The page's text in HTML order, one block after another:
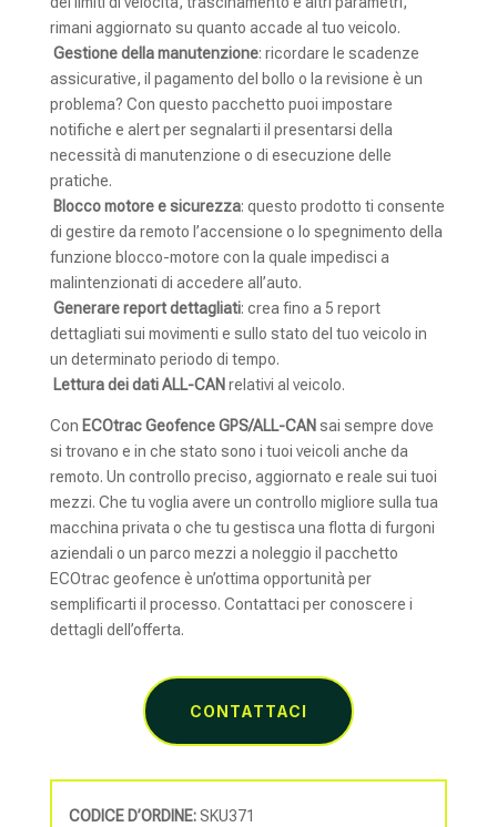
rimani aggiornato su quanto accade al tuo veicolo.
Gestione della manutenzione: ricordare le scadenze
assicurative, il pagamento del bollo o la revisione è un
problema? Con questo pacchetto puoi impostare
notifiche e alert per segnalarti il presentarsi della
necessità di manutenzione o di esecuzione delle
pratiche.
Blocco motore e sicurezza: questo prodotto ti consente
di gestire da remoto l’accensione o lo spegnimento della
funzione blocco-motore con la quale impedisci a
malintenzionati di accedere all’auto.
Generare report dettagliati: crea fino a 5 report
dettagliati sui movimenti e sullo stato del tuo veicolo in
un determinato periodo di tempo.
Lettura dei dati ALL-CAN relativi al veicolo.
Con ECOtrac Geofence GPS/ALL-CAN sai sempre dove
si trovano e in che stato sono i tuoi veicoli anche da
remoto. Un controllo preciso, aggiornato e reale sui tuoi
mezzi. Che tu voglia avere un controllo migliore sulla tua
macchina privata o che tu gestisca una flotta di furgoni
aziendali o un parco mezzi a noleggio il pacchetto
ECOtrac geofence è un’ottima opportunità per
semplificarti il processo. Contattaci per conoscere i
dettagli dell’offerta.
CONTATTACI
CODICE D’ORDINE:SKU371